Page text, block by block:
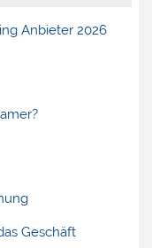
Anbieter 2026
Geschäft